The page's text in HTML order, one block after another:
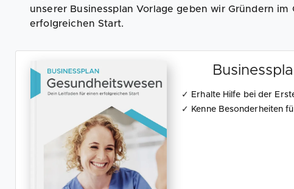
unserer Businessplan Vorlage geben wir Gründern
erfolgreichen Start.
✓ Erhalte Hilfe bei der
✓ Kenne Besonderheiten